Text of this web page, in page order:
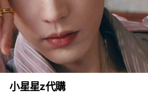
小星星z代購